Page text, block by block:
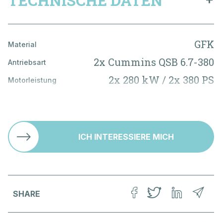
Ersatzteillager
AGB
Datenschutz
Unsere Partnerfirma
Name*
Adresse
PLZ*
Material GFK
Antriebsart 2x Cummins QSB 6.7-380
Motorleistung 2x 280 kW / 2x 380 PS
Frischwassertank 425 l
ICH INTERESSIERE MICH
SHARE